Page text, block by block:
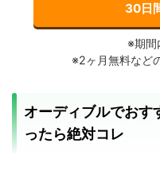
30日
※期間
※2ヶ月無料など
オーディブルでおす
ったら絶対コレ